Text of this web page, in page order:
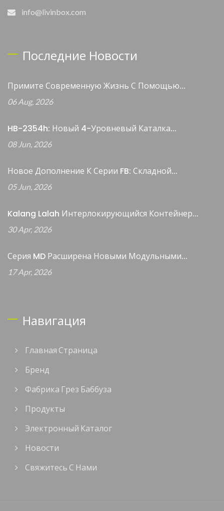
info@livinbox.com
Последние Новости
Примите Современную Жизнь С Помощью...
06 Aug, 2026
HB-2354h: Новый 4-Уровневый Каталка...
08 Jun, 2026
Новое Дополнение К Серии FB: Складной...
05 Jun, 2026
Kalang Lalah Интерлокирующийся Контейнер...
30 Apr, 2026
Серия MD Расширена Новыми Модульными...
17 Apr, 2026
Навигация
Главная Страница
Бренд
Фабрика Грез Баббуза
Продукты
Электронный Каталог
Новости
Свяжитесь С Нами